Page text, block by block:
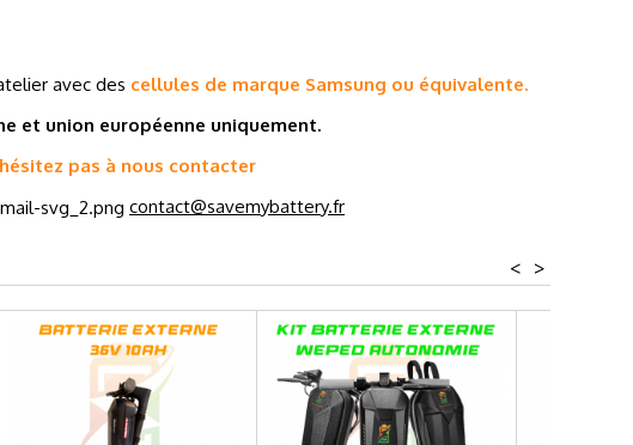
avec des cellules de marque Samsung ou équivalente.
et union européenne uniquement.
pas à nous contacter
contact@savemybattery.fr
>
<